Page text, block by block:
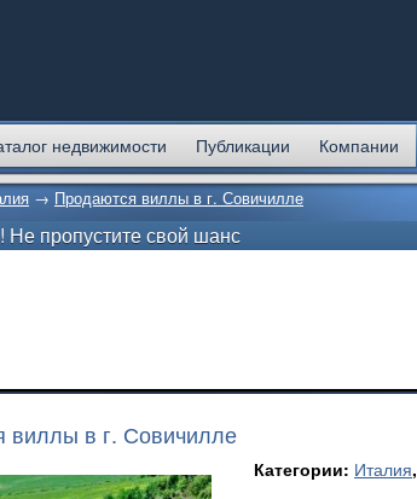
недвижимости Публикации Компании
→ Продаются виллы в г. Совичилле
Не пропустите свой шанс
виллы в г. Совичилле
Категории: Италия,